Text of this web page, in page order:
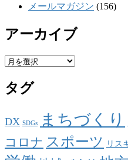
メールマガジン (156)
アーカイブ
ア
カ
イ
タグ
DX SDGs まちづくり
コロナ スポーツ リス